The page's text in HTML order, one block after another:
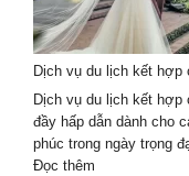
cưới
2026
–
lưu
giữ
thanh
xuân
Dịch vụ du lịch kết hợp
Dịch vụ du lịch kết
đầy hấp dẫn dành cho
phúc trong ngày trọng
Đọc thêm